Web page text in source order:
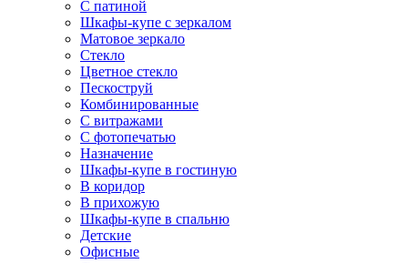
С патиной
Шкафы-купе с зеркалом
Матовое зеркало
Стекло
Цветное стекло
Пескоструй
Комбинированные
С витражами
С фотопечатью
Назначение
Шкафы-купе в гостиную
В коридор
В прихожую
Шкафы-купе в спальню
Детские
Офисные